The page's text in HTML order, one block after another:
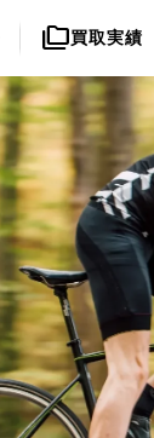
folder_copy買取実績